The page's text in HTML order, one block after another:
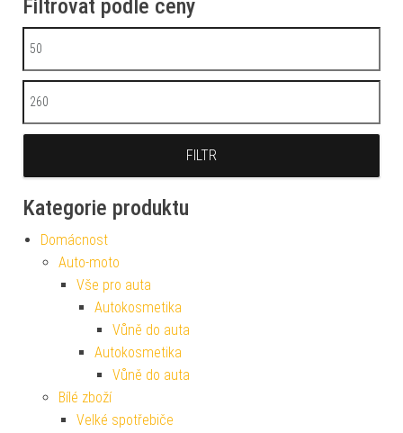
Filtrovat podle ceny
Minimální cena
Maximální cena
FILTR
Kategorie produktu
Domácnost
Auto-moto
Vše pro auta
Autokosmetika
Vůně do auta
Autokosmetika
Vůně do auta
Bílé zboží
Velké spotřebiče